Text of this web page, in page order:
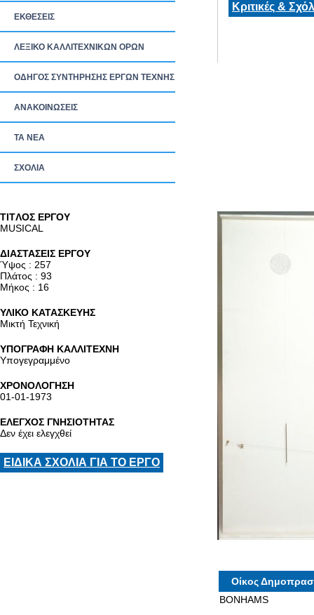
ΕΚΘΕΣΕΙΣ
ΛΕΞΙΚΟ ΚΑΛΛΙΤΕΧΝΙΚΩΝ ΟΡΩΝ
ΟΔΗΓΟΣ ΣΥΝΤΗΡΗΣΗΣ ΕΡΓΩΝ ΤΕΧΝΗΣ
ΑΝΑΚΟΙΝΩΣΕΙΣ
ΤΑ ΝEΑ
ΣΧΟΛΙΑ
Κριτικές &
TITΛΟΣ ΕΡΓΟΥ
MUSICAL
ΔΙΑΣΤΑΣΕΙΣ ΕΡΓΟΥ
Ύψος : 257
Πλάτος : 93
Μήκος : 16
ΥΛΙΚΟ ΚΑΤΑΣΚΕΥΗΣ
Μικτή Τεχνική
ΥΠΟΓΡΑΦΗ ΚΑΛΛΙΤΕΧΝΗ
Υπογεγραμμένο
ΧΡΟΝΟΛΟΓΗΣΗ
01-01-1973
ΕΛΕΓΧΟΣ ΓΝΗΣΙΟΤΗΤΑΣ
Δεν έχει ελεγχθεί
ΕΙΔΙΚΑ ΣΧΟΛΙΑ ΓΙΑ ΤΟ ΕΡΓΟ
Οίκος
BONHAMS